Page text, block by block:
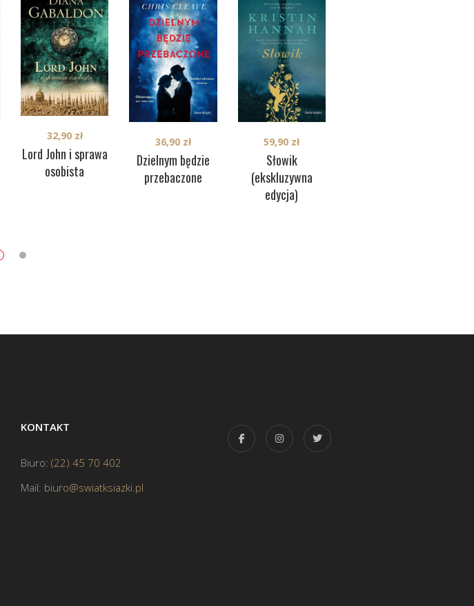
Lord John i sprawa
osobista
32,90 zł
Dzielnym będzie
przebaczone
36,90 zł
Słowik
(ekskluzywna
edycja)
59,90 zł
KONTAKT
Biuro: (22) 45 70 402
Mail: biuro@swiatksiazki.pl